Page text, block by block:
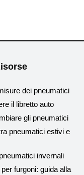
dei pneumatici
il libretto auto
gli pneumatici
pneumatici estivi e
invernali
furgoni: guida alla